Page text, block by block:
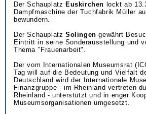
Der Schauplatz Euskirchen lockt ab
Dampfmaschine der Tuchfabrik Müller
bewundern.
Der Schauplatz Solingen gewährt
Eintritt in seine Sonderausstellung und
Thema "Frauenarbeit".
Der vom Internationalen Museumsrat
Tag will auf die Bedeutung und Vielfalt
Deutschland wird der Internationale
Finanzgruppe - im Rheinland vertreten
Rheinland - unterstützt und in enger
Museumsorganisationen umgesetzt.